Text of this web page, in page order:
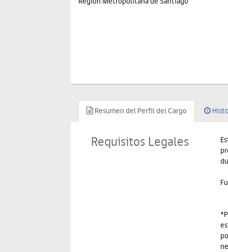
Resumen del Perfil del Cargo
Requisitos Legales